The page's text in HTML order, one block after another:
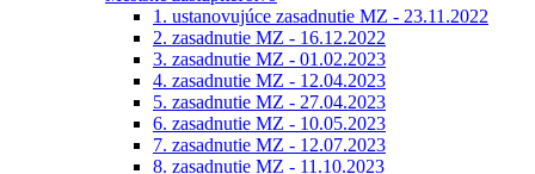
1. ustanovujúce zasadnutie MZ - 23.11.2022
2. zasadnutie MZ - 16.12.2022
3. zasadnutie MZ - 01.02.2023
4. zasadnutie MZ - 12.04.2023
5. zasadnutie MZ - 27.04.2023
6. zasadnutie MZ - 10.05.2023
7. zasadnutie MZ - 12.07.2023
8. zasadnutie MZ - 11.10.2023